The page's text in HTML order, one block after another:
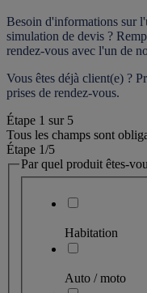
Besoin d'informations sur
simulation de devis ?
rendez-vous avec l'un de
Vous êtes déjà client(e) ?
prises de rendez-vous.
Étape 1 sur 5
Tous les champs sont
Étape 1/5
Par quel produit êtes-
Habitation
Auto / moto